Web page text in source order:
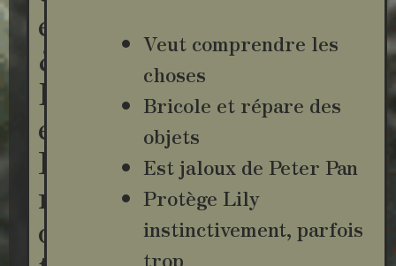
e
&
L
e
P
r
o
Veut comprendre les
choses
Bricole et répare des
objets
Est jaloux de Peter Pan
Protège Lily
instinctivement, parfois
trop